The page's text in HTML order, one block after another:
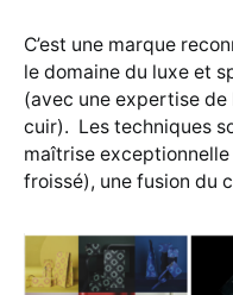
C’est une marque
le domaine du luxe et
(avec une expertise
cuir). Les techniques
maîtrise
froissé), une fusion du